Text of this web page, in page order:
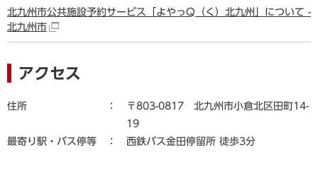
北九州市公共施設予約サービス「よやっQ（く）北九州」について -
北九州市
アクセス
住所
〒803-0817 北九州市小倉北区田町14-
19
最寄り駅・バス停等
西鉄バス金田停留所 徒歩3分